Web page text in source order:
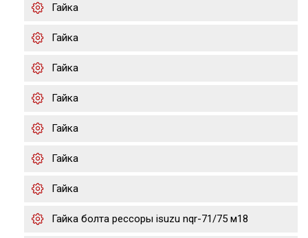
Гайка
Гайка
Гайка
Гайка
Гайка
Гайка
Гайка
Гайка болта рессоры isuzu nqr-71/75 м18